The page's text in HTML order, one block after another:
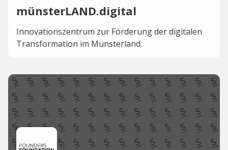
münsterLAND.digital
Innovationszentrum zur Förderung der digitalen
Transformation im Münsterland.